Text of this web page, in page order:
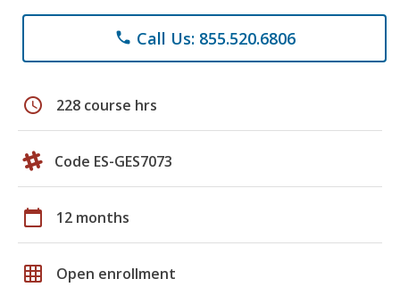
phone Call Us: 855.520.6806
schedule 228 course hrs
Code ES-GES7073
calendar_today 12 months
grid_on Open enrollment